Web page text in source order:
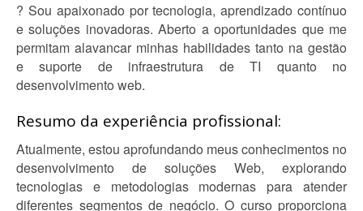
? Sou apaixonado por tecnologia, aprendizado contínuo
e soluções inovadoras. Aberto a oportunidades que me
permitam alavancar minhas habilidades tanto na gestão
e suporte de infraestrutura de TI quanto no
desenvolvimento web.
Resumo da experiência profissional:
Atualmente, estou aprofundando meus conhecimentos no
desenvolvimento de soluções Web, explorando
tecnologias e metodologias modernas para atender
diferentes segmentos de negócio. O curso proporciona